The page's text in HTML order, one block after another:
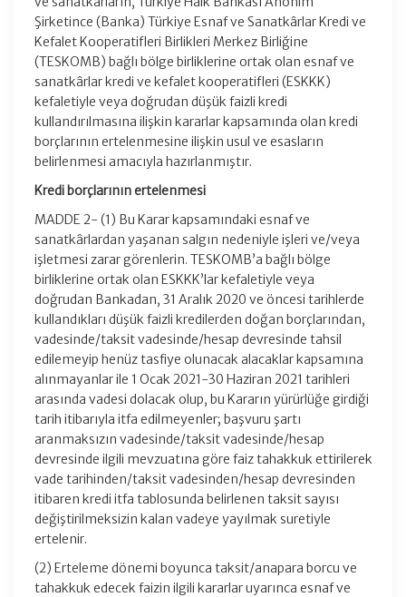
Şirketince (Banka) Türkiye Esnaf ve Sanatkârlar Kredi ve
Kefalet Kooperatifleri Birlikleri Merkez Birliğine
(TESKOMB) bağlı bölge birliklerine ortak olan esnaf ve
sanatkârlar kredi ve kefalet kooperatifleri (ESKKK)
kefaletiyle veya doğrudan düşük faizli kredi
kullandırılmasına ilişkin kararlar kapsamında olan kredi
borçlarının ertelenmesine ilişkin usul ve esasların
belirlenmesi amacıyla hazırlanmıştır.
Kredi borçlarının ertelenmesi
MADDE 2- (1) Bu Karar kapsamındaki esnaf ve
sanatkârlardan yaşanan salgın nedeniyle işleri ve/veya
işletmesi zarar görenlerin. TESKOMB’a bağlı bölge
birliklerine ortak olan ESKKK’lar kefaletiyle veya
doğrudan Bankadan, 31 Aralık 2020 ve öncesi tarihlerde
kullandıkları düşük faizli kredilerden doğan borçlarından,
vadesinde/taksit vadesinde/hesap devresinde tahsil
edilemeyip henüz tasfiye olunacak alacaklar kapsamına
alınmayanlar ile 1 Ocak 2021-30 Haziran 2021 tarihleri
arasında vadesi dolacak olup, bu Kararın yürürlüğe girdiği
tarih itibarıyla itfa edilmeyenler; başvuru şartı
aranmaksızın vadesinde/taksit vadesinde/hesap
devresinde ilgili mevzuatına göre faiz tahakkuk ettirilerek
vade tarihinden/taksit vadesinden/hesap devresinden
itibaren kredi itfa tablosunda belirlenen taksit sayısı
değiştirilmeksizin kalan vadeye yayılmak suretiyle
ertelenir.
(2) Erteleme dönemi boyunca taksit/anapara borcu ve
tahakkuk edecek faizin ilgili kararlar uyarınca esnaf ve